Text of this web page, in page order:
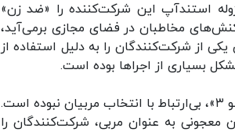
استندآپ این شرکت‌کننده را «ضد زن»
مخاطبان در فضای مجازی برمی‌آید،
از شرکت‌کنندگان را به دلیل استفاده از
بسیاری از اجراها بوده است.
به نظر می‌رسد کیفیت ضعیف سوژه و شوخی‌های بعضی از اجراها در «خنداننده‌شو ۳»، بی‌ارتباط با انتخاب مربیان نبوده است.
به عنوان مربی، شرکت‌کنندگان را